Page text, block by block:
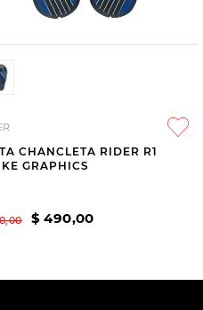
CHANCLETA RIDER R1
GRAPHICS
,00 $ 490,00